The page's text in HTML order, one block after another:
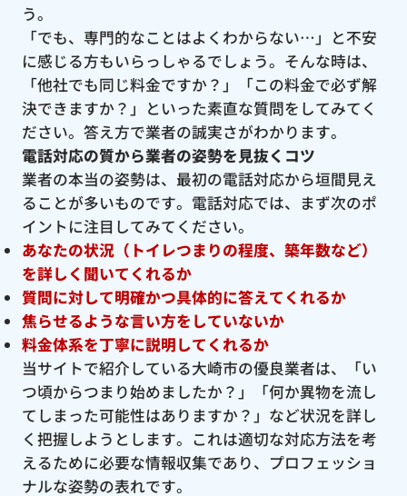
う。
「でも、専門的なことはよくわからない…」と不安
に感じる方もいらっしゃるでしょう。そんな時は、
「他社でも同じ料金ですか？」「この料金で必ず解
決できますか？」といった素直な質問をしてみてく
ださい。答え方で業者の誠実さがわかります。
電話対応の質から業者の姿勢を見抜くコツ
業者の本当の姿勢は、最初の電話対応から垣間見え
ることが多いものです。電話対応では、まず次のポ
イントに注目してみてください。
あなたの状況（トイレつまりの程度、築年数など）
を詳しく聞いてくれるか
質問に対して明確かつ具体的に答えてくれるか
焦らせるような言い方をしていないか
料金体系を丁寧に説明してくれるか
当サイトで紹介している大崎市の優良業者は、「い
つ頃からつまり始めましたか？」「何か異物を流し
てしまった可能性はありますか？」など状況を詳し
く把握しようとします。これは適切な対応方法を考
えるために必要な情報収集であり、プロフェッショ
ナルな姿勢の表れです。